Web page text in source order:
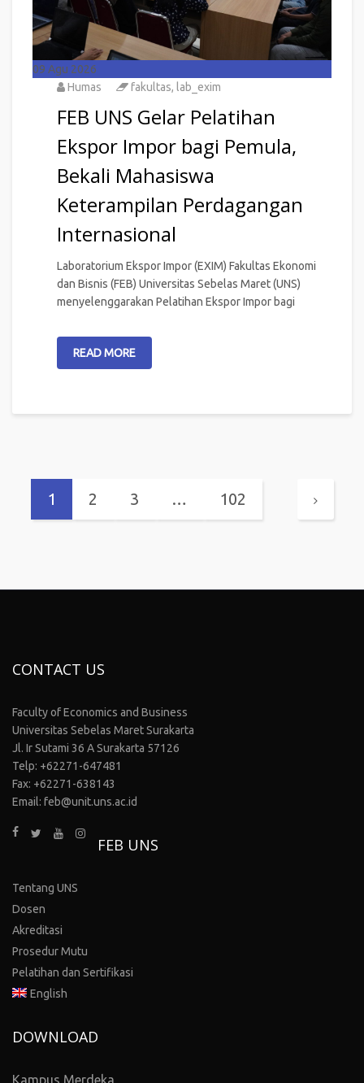
09 Agu 2026
Humas
fakultas, lab_exim
FEB UNS Gelar Pelatihan
Ekspor Impor bagi Pemula,
Bekali Mahasiswa
Keterampilan Perdagangan
Internasional
Laboratorium Ekspor Impor (EXIM) Fakultas Ekonomi
dan Bisnis (FEB) Universitas Sebelas Maret (UNS)
menyelenggarakan Pelatihan Ekspor Impor bagi
READ MORE
1 2 3 … 102
CONTACT US
Faculty of Economics and Business
Universitas Sebelas Maret Surakarta
Jl. Ir Sutami 36 A Surakarta 57126
Telp: +62271-647481
Fax: +62271-638143
Email: feb@unit.uns.ac.id
FEB UNS
Tentang UNS
Dosen
Akreditasi
Prosedur Mutu
Pelatihan dan Sertifikasi
English
DOWNLOAD
Kampus Merdeka